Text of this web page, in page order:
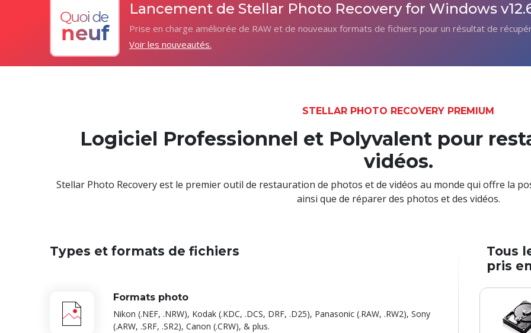
Lancement de Stellar Photo Recovery for Windows
Prise en charge améliorée de RAW et de nouveaux formats de fichiers pour un résultat de
Voir les nouveautés.
STELLAR PHOTO RECOVERY PREMIUM
Logiciel Professionnel et Polyvalent pour
vidéos.
Stellar Photo Recovery est le premier outil de restauration de photos et de vidéos au monde qui offre la
ainsi que de réparer des photos et des vidéos.
Types et formats de fichiers
Formats photo
Nikon (.NEF, .NRW), Kodak (.KDC, .DCS, DRF, .D25), Panasonic (.RAW, .RW2), Sony
(.ARW, .SRF, .SR2), Canon (.CRW), & plus.
Tous
pris